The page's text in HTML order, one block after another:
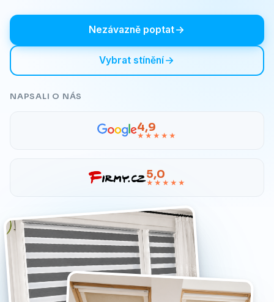
Nezávazně poptat
Vybrat stínění
NAPSALI O NÁS
4,9
★★★★★
5,0
★★★★★